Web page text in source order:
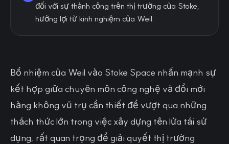
đối với sự thành công trên thị trường của Stoke,
hưởng lợi từ kinh nghiệm của Weil.
Bổ nhiệm của Weil vào Stoke Space nhấn mạnh sự
kết hợp giữa chuyên môn công nghệ và đổi mới
hàng không vũ trụ cần thiết để vượt qua những
thách thức lớn trong việc xây dựng tên lửa tái sử
dụng, rất quan trọng để giải quyết thị trường